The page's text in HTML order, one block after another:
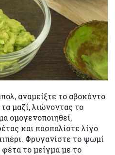
αναμείξτε το αβοκάντο
μαζί, λιώνοντας το
ομογενοποιηθεί,
και πασπαλίστε λίγο
Φρυγανίστε το ψωμί
το μείγμα με το